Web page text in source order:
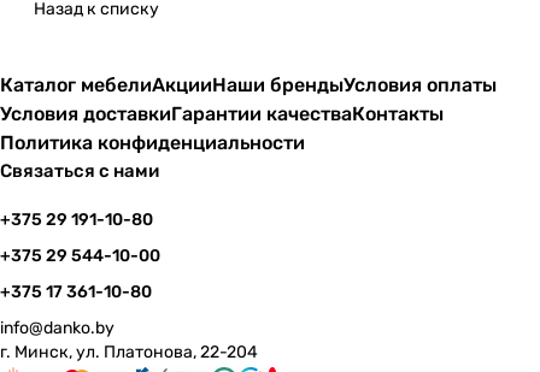
Назад к списку
Каталог мебелиАкцииНаши брендыУсловия оплаты
Условия доставкиГарантии качестваКонтакты
Политика конфиденциальности
Связаться с нами
+375 29 191-10-80
+375 29 544-10-00
+375 17 361-10-80
info@danko.by
г. Минск, ул. Платонова, 22-204